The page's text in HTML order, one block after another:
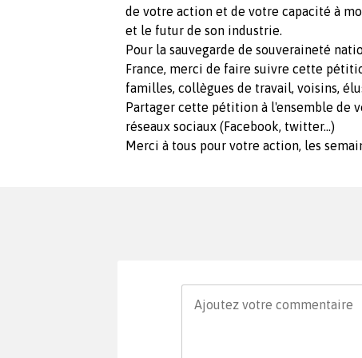
de votre action et de votre capacité à
et le futur de son industrie.
Pour la sauvegarde de souveraineté
France, merci de faire suivre cette
familles, collègues de travail, voisins,
Partager cette pétition à l'ensemble de
réseaux sociaux (Facebook, twitter...)
Merci à tous pour votre action, les